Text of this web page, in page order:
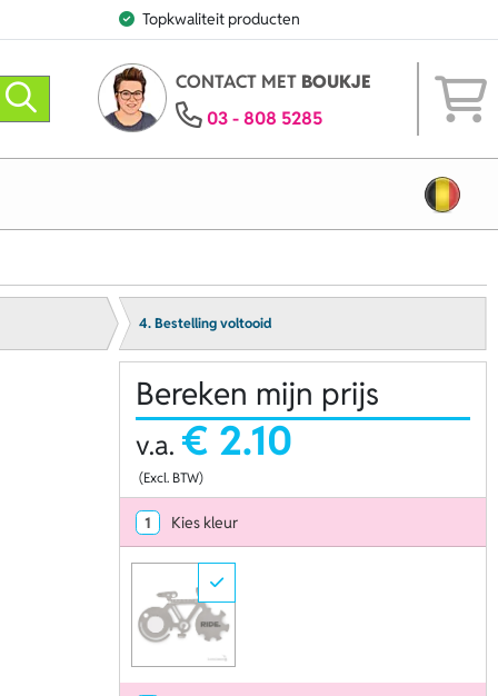
Topkwaliteit producten
CONTACT MET BOUKJE
03 - 808 5285
4. Bestelling voltooid
Bereken mijn prijs
v.a. € 2.10
(Excl. BTW)
1 Kies kleur